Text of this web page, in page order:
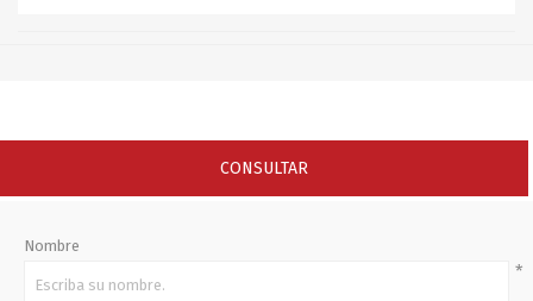
CONSULTAR
Nombre
*